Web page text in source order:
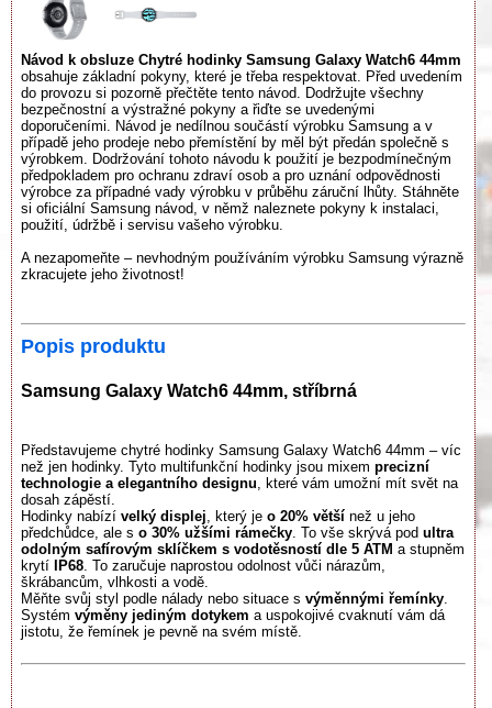
Návod k obsluze Chytré hodinky Samsung Galaxy Watch6 44mm
obsahuje základní pokyny, které je třeba respektovat. Před uvedením
do provozu si pozorně přečtěte tento návod. Dodržujte všechny
bezpečnostní a výstražné pokyny a řiďte se uvedenými
doporučeními. Návod je nedílnou součástí výrobku Samsung a v
případě jeho prodeje nebo přemístění by měl být předán společně s
výrobkem. Dodržování tohoto návodu k použití je bezpodmínečným
předpokladem pro ochranu zdraví osob a pro uznání odpovědnosti
výrobce za případné vady výrobku v průběhu záruční lhůty. Stáhněte
si oficiální Samsung návod, v němž naleznete pokyny k instalaci,
použití, údržbě i servisu vašeho výrobku.
A nezapomeňte – nevhodným používáním výrobku Samsung výrazně
zkracujete jeho životnost!
Popis produktu
Samsung Galaxy Watch6 44mm, stříbrná
Představujeme chytré hodinky Samsung Galaxy Watch6 44mm – víc
než jen hodinky. Tyto multifunkční hodinky jsou mixem precizní
technologie a elegantního designu , které vám umožní mít svět na
dosah zápěstí.
Hodinky nabízí velký displej , který je o 20% větší než u jeho
předchůdce, ale s o 30% užšími rámečky . To vše skrývá pod ultra
odolným safírovým sklíčkem s vodotěsností dle 5 ATM a stupněm
krytí IP68 . To zaručuje naprostou odolnost vůči nárazům,
škrábancům, vlhkosti a vodě.
Měňte svůj styl podle nálady nebo situace s výměnnými řemínky
Systém výměny jediným dotykem a uspokojivé cvaknutí vám dá
jistotu, že řemínek je pevně na svém místě.